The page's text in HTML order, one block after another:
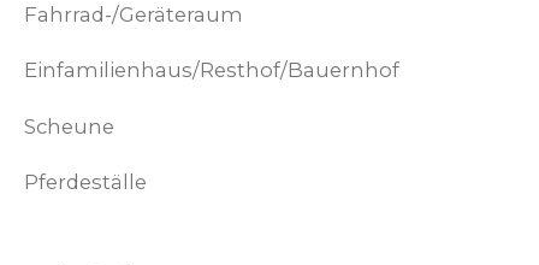
Fahrrad-/Geräteraum
Einfamilienhaus/Resthof/Bauernhof
Scheune
Pferdeställe